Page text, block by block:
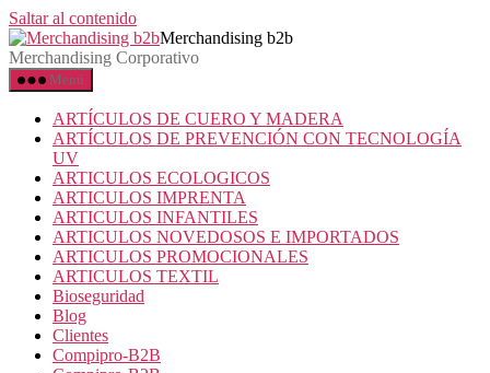
Saltar al contenido
Merchandising b2b
Merchandising Corporativo
Menú
ARTÍCULOS DE CUERO Y MADERA
ARTÍCULOS DE PREVENCIÓN CON TECNOLOGÍA
UV
ARTICULOS ECOLOGICOS
ARTICULOS IMPRENTA
ARTICULOS INFANTILES
ARTICULOS NOVEDOSOS E IMPORTADOS
ARTICULOS PROMOCIONALES
ARTICULOS TEXTIL
Bioseguridad
Blog
Clientes
Compipro-B2B